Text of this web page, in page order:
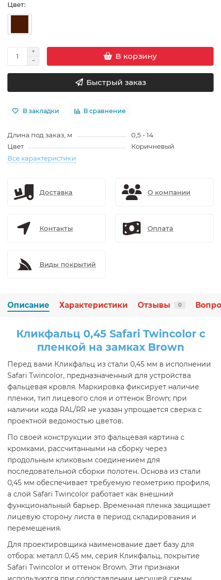
Цвет:
В корзину
Быстрый заказ
В закладки В сравнение
Длина под заказ, м
0,5 - 14
Цвет
Коричневый
Все характеристики
Доставка О компании
Контакты Оплата
Виды покрытий
Описание Характеристики Отзывы 0
Кликфальц 0,45 Safari Twincolor с
пленкой на замках Brown
Перед вами Кликфальц из стали 0,45 мм в исполнении
Safari Twincolor, предназначенный для устройства
фальцевая кровля. Маркировка фиксирует наличие
пленки, тип лицевого слоя и оттенок Brown; при
наличии кода RAL/RR не указан упрощается сверка с
проектной ведомостью цветов.
По своей конструкции это фальцевая картина с
кромками, рассчитанными на сборку через
продольным кликовым соединением для
последовательной сборки полотен. Основа из стали
0,45 мм обеспечивает требуемую геометрию профиля,
а слой Safari Twincolor работает как внешний
функциональный барьер. Временная пленка защищает
лицевую сторону листа в период складирования и
перемещения.
Для проектировщика наименование дает базу для
отбора: металл 0,45 мм, серия Кликфальц, покрытие
Safari Twincolor и оттенок Brown. Эти признаки